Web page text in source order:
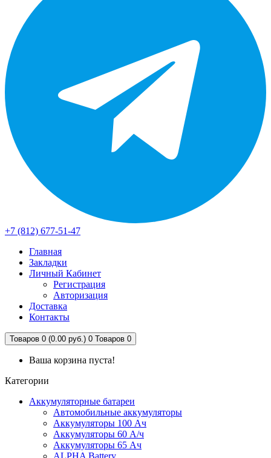
+7 (812) 677-51-47
Главная
Закладки
Личный Кабинет
Регистрация
Авторизация
Доставка
Контакты
Товаров 0 (0.00 руб.) 0 Товаров 0
Ваша корзина пуста!
Категории
Аккумуляторные батареи
Автомобильные аккумуляторы
Аккумуляторы 100 Ач
Аккумуляторы 60 А/ч
Аккумуляторы 65 Ач
ALPHA Battery